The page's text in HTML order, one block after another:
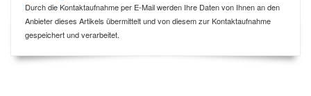
Durch die Kontaktaufnahme per E-Mail werden Ihre Daten von Ihnen an den
Anbieter dieses Artikels übermittelt und von diesem zur Kontaktaufnahme
gespeichert und verarbeitet.